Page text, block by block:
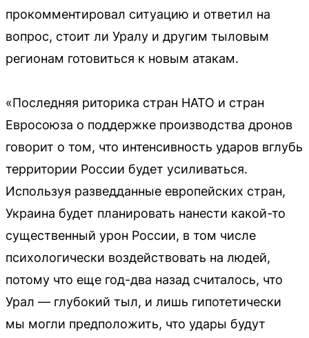
прокомментировал ситуацию и ответил на
вопрос, стоит ли Уралу и другим тыловым
регионам готовиться к новым атакам.
«Последняя риторика стран НАТО и стран
Евросоюза о поддержке производства дронов
говорит о том, что интенсивность ударов вглубь
территории России будет усиливаться.
Используя разведданные европейских стран,
Украина будет планировать нанести какой-то
существенный урон России, в том числе
психологически воздействовать на людей,
потому что еще год-два назад считалось, что
Урал — глубокий тыл, и лишь гипотетически
мы могли предположить, что удары будут